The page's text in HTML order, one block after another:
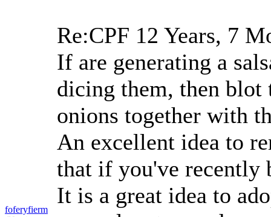
foferyfierm
Re:CPF 12 Years, 7
If are generating a
dicing them, then
onions together with
An excellent idea to
that if you've recently
It is a great idea to